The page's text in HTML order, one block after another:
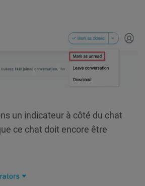
un indicateur à côté du chat
ce chat doit encore être